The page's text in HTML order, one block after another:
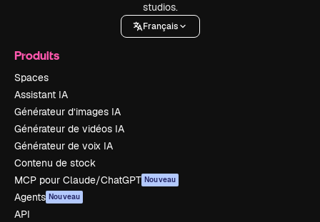
studios.
Français
Produits
Spaces
Assistant IA
Générateur d’images IA
Générateur de vidéos IA
Générateur de voix IA
Contenu de stock
MCP pour Claude/ChatGPT Nouveau
Agents Nouveau
API